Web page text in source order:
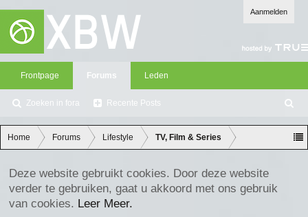
Aanmelden
Frontpage Forums
Zoeken in fora Recente Posts
Leden
oe
ke
n
Home Forums Lifestyle TV, Film & Series
Deze website gebruikt cookies. Door deze website
verder te gebruiken, gaat u akkoord met ons gebruik
van cookies. Leer Meer.